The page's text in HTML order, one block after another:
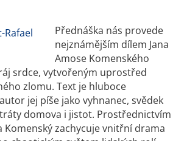
Přednáška nás provede
nejznámějším dílem Jana
Amose Komenského
srdce, vytvořeným uprostřed
zlomu. Text je hluboce
jej píše jako vyhnanec, svědek
domova i jistot. Prostřednictvím
Komenský zachycuje vnitřní drama